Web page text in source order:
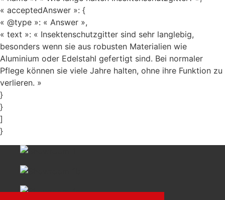
« acceptedAnswer »: {
« @type »: « Answer »,
« text »: « Insektenschutzgitter sind sehr langlebig,
besonders wenn sie aus robusten Materialien wie
Aluminium oder Edelstahl gefertigt sind. Bei normaler
Pflege können sie viele Jahre halten, ohne ihre Funktion zu
verlieren. »
}
}
]
}